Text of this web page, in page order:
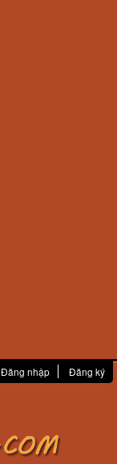
Đăng nhập Đăng ký